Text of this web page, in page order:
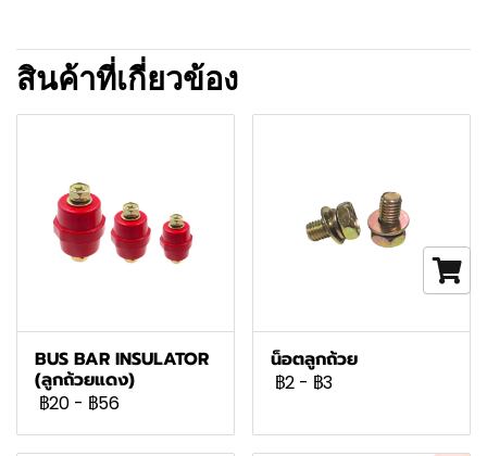
สินค้าที่เกี่ยวข้อง
BUS BAR INSULATOR
(ลูกถ้วยแดง)
฿20 - ฿56
น็อตลูกถ้วย
฿2 - ฿3